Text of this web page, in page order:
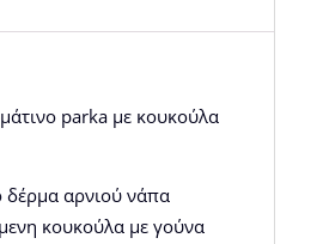
parka με κουκούλα
αρνιού νάπα
κουκούλα με γούνα